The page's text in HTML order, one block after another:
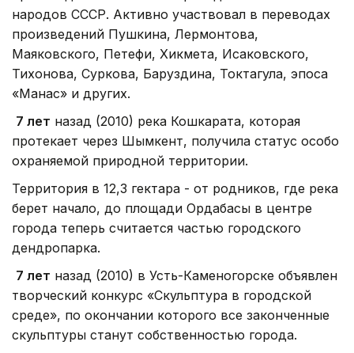
народов СССР. Активно участвовал в переводах
произведений Пушкина, Лермонтова,
Маяковского, Петефи, Хикмета, Исаковского,
Тихонова, Суркова, Баруздина, Токтагула, эпоса
«Манас» и других.
7 лет назад (2010) река Кошкарата, которая
протекает через Шымкент, получила статус особо
охраняемой природной территории.
Территория в 12,3 гектара - от родников, где река
берет начало, до площади Ордабасы в центре
города теперь считается частью городского
дендропарка.
7 лет назад (2010) в Усть-Каменогорске объявлен
творческий конкурс «Скульптура в городской
среде», по окончании которого все законченные
скульптуры станут собственностью города.